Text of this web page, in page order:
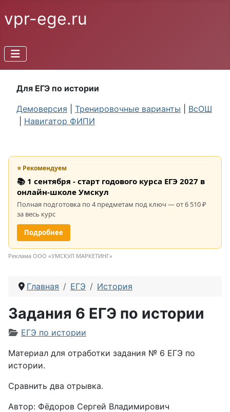
vpr-ege.ru
Для ЕГЭ по истории
Демоверсия
Тренировочные варианты
ВсОШ
Навигатор ФИПИ
⭐ Рекомендуем
📚 1 сентября - старт годового курса ЕГЭ 2027 в
онлайн-школе Умскул
Полная подготовка по 4 предметам под ключ — от 6 510 ₽
за весь курс
Подробнее
Реклама ООО «УМСКУЛ МАРКЕТИНГ»
Главная ЕГЭ История
Задания 6 ЕГЭ по истории
Информация о материале
ЕГЭ по истории
Материал для отработки задания № 6 ЕГЭ по
истории.
Сравнить два отрывка.
Автор: Фёдоров Сергей Владимирович